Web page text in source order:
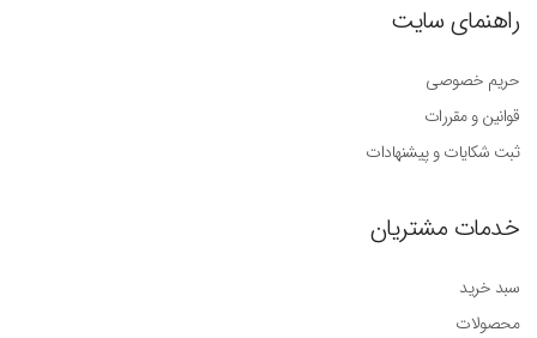
راهنمای سایت
حریم خصوصی
قوانین و مقررات
ثبت شکایات و پیشنهادات
خدمات مشتریان
سبد خرید
محصولات